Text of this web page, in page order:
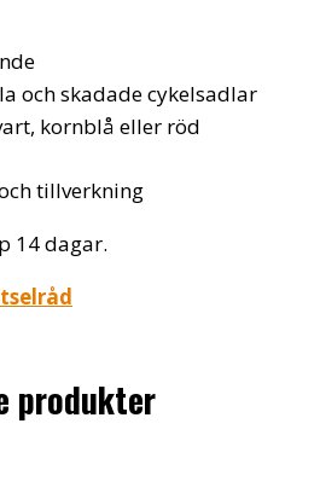
och skadade cykelsadlar
kornblå eller röd
tillverkning
14 dagar.
produkter